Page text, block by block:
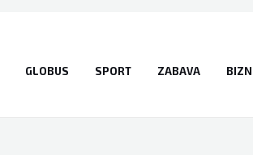
GLOBUS SPORT ZABAVA